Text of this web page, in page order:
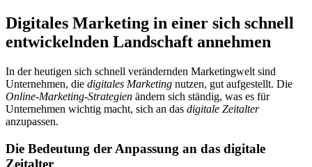
Digitales Marketing in einer sich schnell
entwickelnden Landschaft annehmen
In der heutigen sich schnell verändernden Marketingwelt sind
Unternehmen, die digitales Marketing nutzen, gut aufgestellt. Die
Online-Marketing-Strategien ändern sich ständig, was es für
Unternehmen wichtig macht, sich an das digitale Zeitalter
anzupassen.
Die Bedeutung der Anpassung an das digitale
Zeitalter